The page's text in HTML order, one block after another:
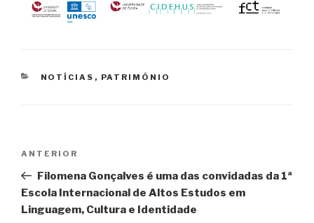
CATEGORIAS
NOTÍCIAS , PATRIMÓNIO
artigos
Conteúdo
anterior
ANTERIOR
Filomena Gonçalves é uma das convidadas da 1ª
Escola Internacional de Altos Estudos em
Linguagem, Cultura e Identidade